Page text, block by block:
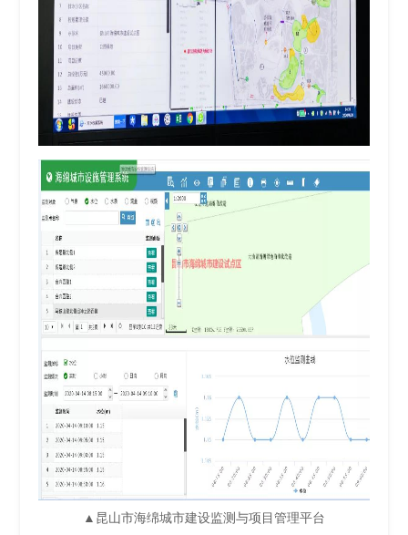
▲昆山市海绵城市建设监测与项目管理平台